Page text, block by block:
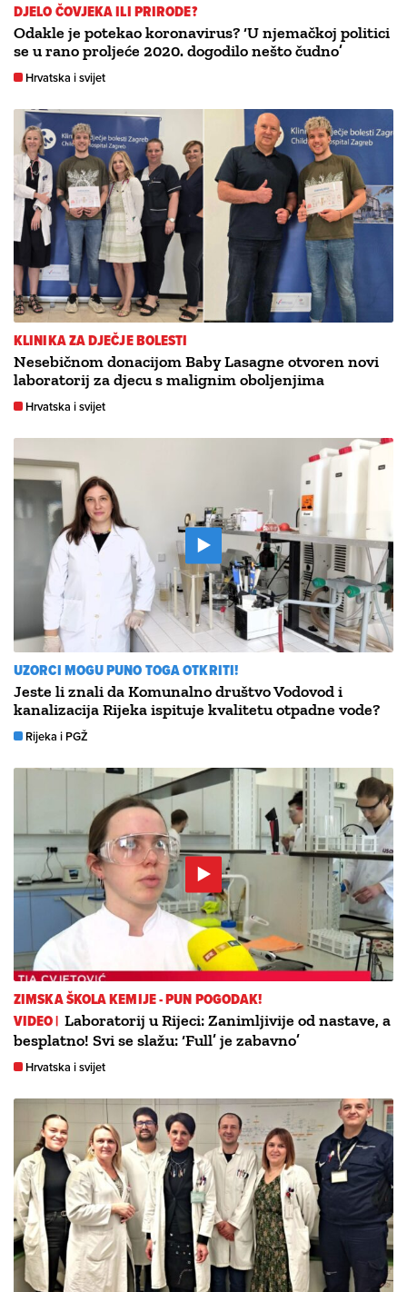
DJELO ČOVJEKA ILI PRIRODE?
Odakle je potekao koronavirus? ‘U njemačkoj politici
se u rano proljeće 2020. dogodilo nešto čudno’
Hrvatska i svijet
KLINIKA ZA DJEČJE BOLESTI
Nesebičnom donacijom Baby Lasagne otvoren novi
laboratorij za djecu s malignim oboljenjima
Hrvatska i svijet
UZORCI MOGU PUNO TOGA OTKRITI!
Jeste li znali da Komunalno društvo Vodovod i
kanalizacija Rijeka ispituje kvalitetu otpadne vode?
Rijeka i PGŽ
ZIMSKA ŠKOLA KEMIJE - PUN POGODAK!
VIDEO | Laboratorij u Rijeci: Zanimljivije od nastave, a
besplatno! Svi se slažu: ‘Full’ je zabavno’
Hrvatska i svijet